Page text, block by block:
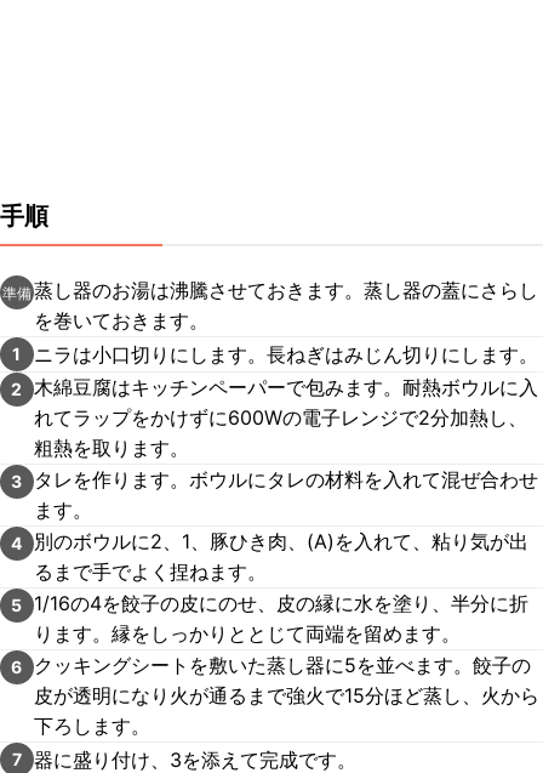
手順
準備蒸し器のお湯は沸騰させておきます。蒸し器の蓋にさらし
を巻いておきます。
1 ニラは小口切りにします。長ねぎはみじん切りにします。
2
木綿豆腐はキッチンペーパーで包みます。耐熱ボウルに入
れてラップをかけずに600Wの電子レンジで2分加熱し、
粗熱を取ります。
3
タレを作ります。ボウルにタレの材料を入れて混ぜ合わせ
ます。
4
別のボウルに2、1、豚ひき肉、(A)を入れて、粘り気が出
るまで手でよく捏ねます。
5
1/16の4を餃子の皮にのせ、皮の縁に水を塗り、半分に折
ります。縁をしっかりととじて両端を留めます。
6
クッキングシートを敷いた蒸し器に5を並べます。餃子の
皮が透明になり火が通るまで強火で15分ほど蒸し、火から
下ろします。
7 器に盛り付け、3を添えて完成です。